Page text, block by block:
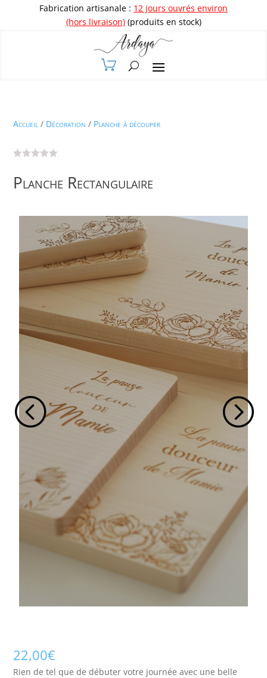
Fabrication artisanale : 12 jours ouvrés environ
(hors livraison)(produits en stock)
Accueil / Décoration / Planche à découper
Planche Rectangulaire
22,00€
Rien de tel que de débuter votre journée avec une belle